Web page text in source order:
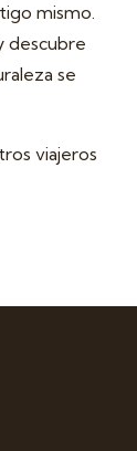
mismo.
descubre
se
viajeros